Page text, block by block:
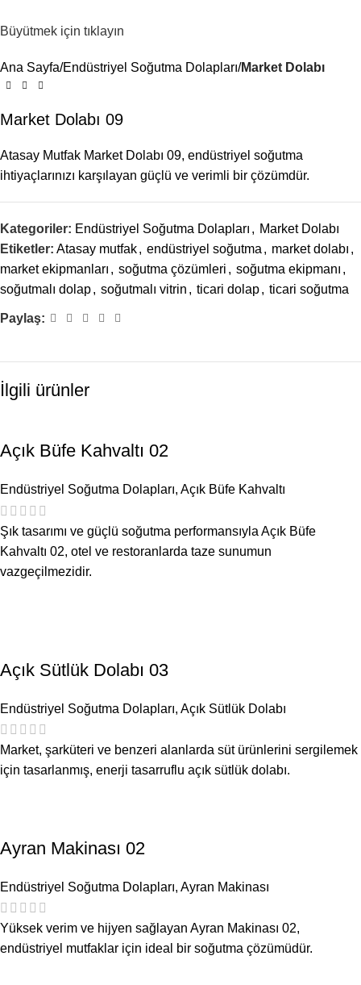
Büyütmek için tıklayın
Ana Sayfa Endüstriyel Soğutma Dolapları Market Dolabı
Market Dolabı 09
Atasay Mutfak Market Dolabı 09, endüstriyel soğutma
ihtiyaçlarınızı karşılayan güçlü ve verimli bir çözümdür.
Kategoriler: Endüstriyel Soğutma Dolapları , Market Dolabı
Etiketler: Atasay mutfak, endüstriyel soğutma, market dolabı ,
market ekipmanları , soğutma çözümleri , soğutma ekipmanı ,
soğutmalı dolap, soğutmalı vitrin , ticari dolap, ticari soğutma
Paylaş:
İlgili ürünler
Açık Büfe Kahvaltı 02
Endüstriyel Soğutma Dolapları, Açık Büfe Kahvaltı
Şık tasarımı ve güçlü soğutma performansıyla Açık Büfe
Kahvaltı 02, otel ve restoranlarda taze sunumun
vazgeçilmezidir.
Açık Sütlük Dolabı 03
Endüstriyel Soğutma Dolapları, Açık Sütlük Dolabı
Market, şarküteri ve benzeri alanlarda süt ürünlerini sergilemek
için tasarlanmış, enerji tasarruflu açık sütlük dolabı.
Ayran Makinası 02
Endüstriyel Soğutma Dolapları, Ayran Makinası
Yüksek verim ve hijyen sağlayan Ayran Makinası 02,
endüstriyel mutfaklar için ideal bir soğutma çözümüdür.